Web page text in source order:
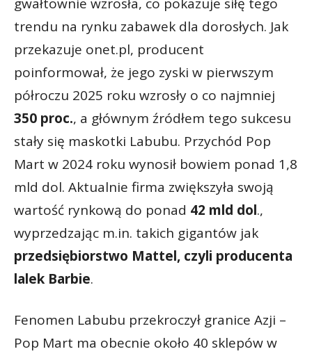
gwałtownie wzrosła, co pokazuje siłę tego
trendu na rynku zabawek dla dorosłych. Jak
przekazuje onet.pl, producent
poinformował, że jego zyski w pierwszym
półroczu 2025 roku wzrosły o co najmniej
350 proc., a głównym źródłem tego sukcesu
stały się maskotki Labubu. Przychód Pop
Mart w 2024 roku wynosił bowiem ponad 1,8
mld dol. Aktualnie firma zwiększyła swoją
wartość rynkową do ponad 42 mld dol.,
wyprzedzając m.in. takich gigantów jak
przedsiębiorstwo Mattel, czyli producenta
lalek Barbie.
Fenomen Labubu przekroczył granice Azji –
Pop Mart ma obecnie około 40 sklepów w